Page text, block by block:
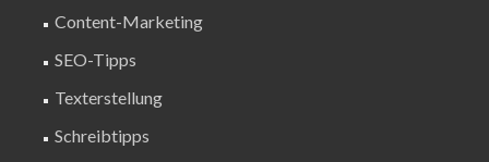
Content-Marketing
SEO-Tipps
Texterstellung
Schreibtipps